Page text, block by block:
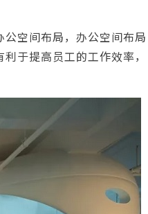
空间布局，办公空间布局
于提高员工的工作效率，